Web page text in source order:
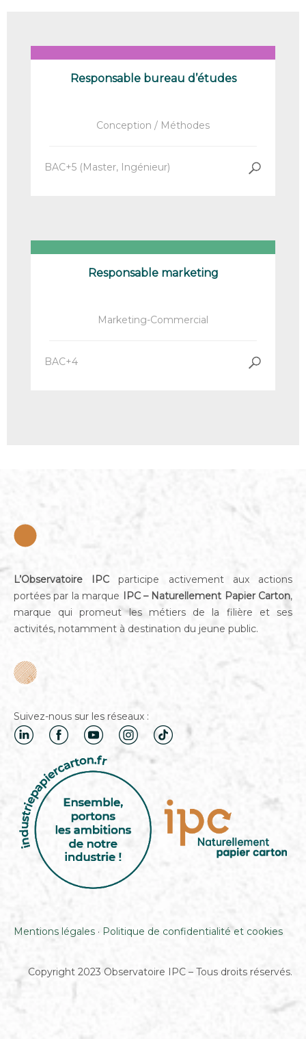
Responsable bureau d’études
Conception / Méthodes
BAC+5 (Master, Ingénieur)
Responsable marketing
Marketing-Commercial
BAC+4
L’Observatoire IPC participe activement aux actions
portées par la marque
IPC – Naturellement Papier Carton,
marque qui promeut les métiers de la filière et ses
activités, notamment à destination du jeune public.
Suivez-nous sur les réseaux :
Mentions légales · Politique de confidentialité et cookies
Copyright 2023 Observatoire IPC – Tous droits réservés.